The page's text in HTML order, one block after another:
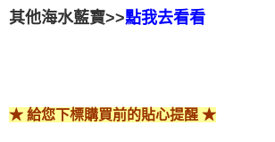
其他海水藍寶>>點我去看看
★ 給您下標購買前的貼心提醒 ★